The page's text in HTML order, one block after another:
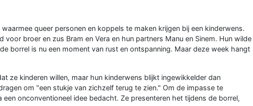
queer personen en koppels te maken krijgen bij een kinderwens.
broer en zus Bram en Vera en hun partners Manu en Sinem. Hun wilde
borrel is nu een moment van rust en ontspanning. Maar deze week hangt
ze kinderen willen, maar hun kinderwens blijkt ingewikkelder dan
om "een stukje van zichzelf terug te zien." Om de impasse te
een onconventioneel idee bedacht. Ze presenteren het tijdens de borrel,